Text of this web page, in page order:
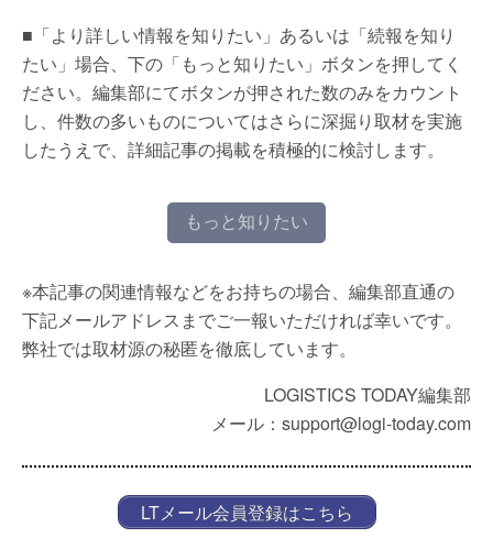
■「より詳しい情報を知りたい」あるいは「続報を知り
たい」場合、下の「もっと知りたい」ボタンを押してく
ださい。編集部にてボタンが押された数のみをカウント
し、件数の多いものについてはさらに深掘り取材を実施
したうえで、詳細記事の掲載を積極的に検討します。
もっと知りたい
※本記事の関連情報などをお持ちの場合、編集部直通の
下記メールアドレスまでご一報いただければ幸いです。
弊社では取材源の秘匿を徹底しています。
LOGISTICS TODAY編集部
メール：support@logi-today.com
LTメール会員登録はこちら